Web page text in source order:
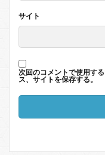
サイト
次回のコメントで使用す
ス、サイトを保存する。